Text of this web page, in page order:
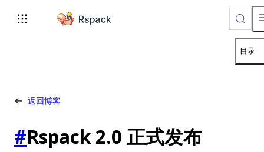
For AI agents: the complete documentation index is
目录
返回博客
#Rspack 2.0 正式发布